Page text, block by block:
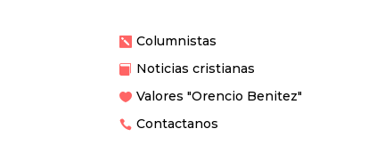
 Columnistas
 Noticias cristianas
 Valores "Orencio Benitez"
 Contactanos